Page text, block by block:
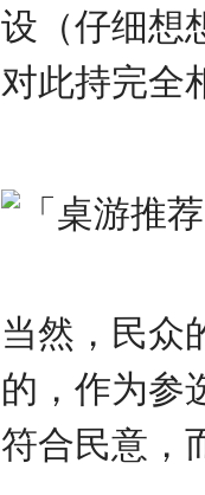
设（仔细想
对此持完全
当然，民众
的，作为参
符合民意，